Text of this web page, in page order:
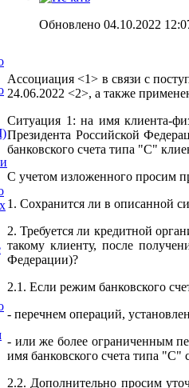
Обновлено 04.10.2022
Ассоциация <1> в связи с
24.06.2022 <2>, а также
Ситуация 1: на имя клиента-
Президента Российской
банковского счета типа "С"
С учетом изложенного просим
1. Сохранится ли в описанной
2. Требуется ли кредитной
такому клиенту, после
Федерации)?
2.1. Если режим банковского
- перечнем операций,
- или же более ограниченным
имя банковского счета типа "С"
2.2. Дополнительно просим